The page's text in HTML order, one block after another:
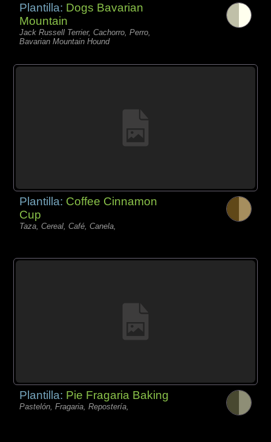
Plantilla: Dogs Bavarian
Mountain
Jack Russell Terrier, Cachorro, Perro,
Bavarian Mountain Hound
Plantilla: Coffee Cinnamon
Cup
Taza, Cereal, Café, Canela,
Plantilla: Pie Fragaria Baking
Pastelón, Fragaria, Repostería,